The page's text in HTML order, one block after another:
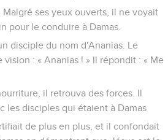
Malgré ses yeux ouverts, il ne voyait
pour le conduire à Damas.
disciple du nom d'Ananias. Le
: « Ananias ! » Il répondit : « Me
il retrouva des forces. Il
les disciples qui étaient à Damas
de plus en plus, et il confondait